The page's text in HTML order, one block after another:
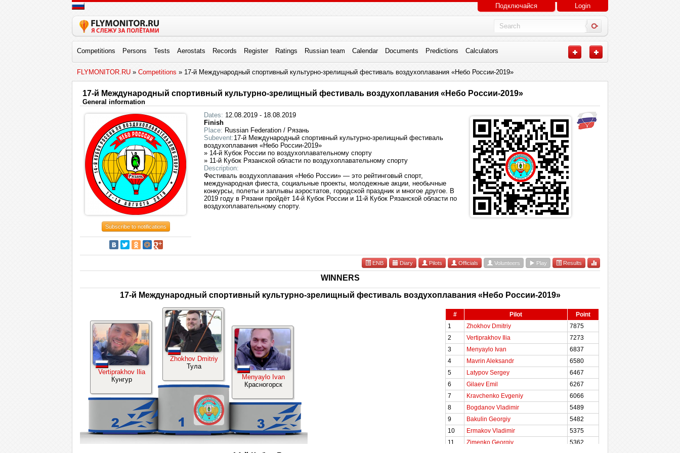
Подключайся Login
Competitions Persons Tests Aerostats Records Register Ratings Russian team Calendar Documents Predictions Calculators
FLYMONITOR.RU » Competitions » 17-й Международный спортивный культурно-зрелищный фестиваль воздухоплавания «Небо России-2019»
17-й Международный спортивный культурно-зрелищный фестиваль воздухоплавания «Небо России-2019»
General information
Subscribe to notifications
Dates: 12.08.2019 - 18.08.2019
Finish
Place: Russian Federation / Рязань
Subevent:17-й Международный спортивный культурно-зрелищный фестиваль
воздухоплавания «Небо России-2019»
» 14-й Кубок России по воздухоплавательному спорту
» 11-й Кубок Рязанской области по воздухоплавательному спорту
Description:
Фестиваль воздухоплавания «Небо России» — это рейтинговый спорт,
международная фиеста, социальные проекты, молодежные акции, необычные
конкурсы, полеты и заплывы аэростатов, городской праздник и многое другое. В
2019 году в Рязани пройдёт 14-й Кубок России и 11-й Кубок Рязанской области по
воздухоплавательному спорту.
ENB Diary Pilots Officials Volunteers Play Results
WINNERS
17-й Международный спортивный культурно-зрелищный фестиваль воздухоплавания «Небо России-2019»
Zhokhov Dmitriy
Тула
Vertiprakhov Ilia
Кунгур
Menyaylo Ivan
Красногорск
# Pilot
Point
1
Zhokhov Dmitriy
7875
2
Vertiprakhov Ilia
7273
3
Menyaylo Ivan
6837
4
Mavrin Aleksandr
6580
5
Latypov Sergey
6467
6
Gilaev Emil
6267
7
Kravchenko Evgeniy
6066
8
Bogdanov Vladimir
5489
9
Bakulin Georgiy
5482
10
Ermakov Vladimir
5375
11
Zimenko Georgiy
5362